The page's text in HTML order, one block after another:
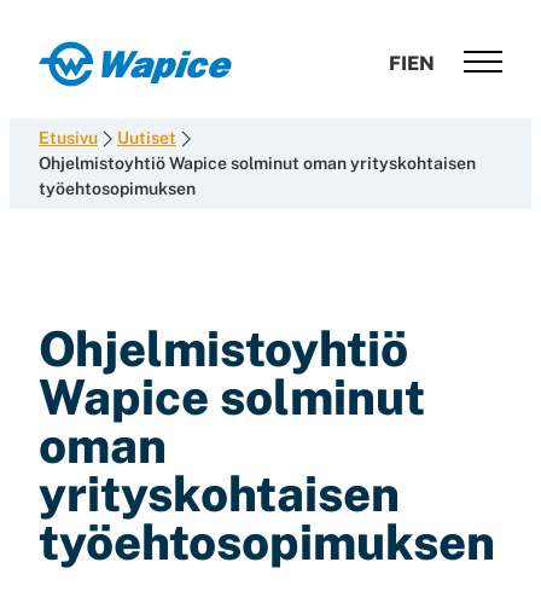
suoraan
sisältöön
Wapice
development
with
end-
FIEN
Etusivu
Uutiset
Ohjelmistoyhtiö Wapice solminut oman yrityskohtaisen
työehtosopimuksen
Ohjelmistoyhtiö
Wapice solminut
oman
yrityskohtaisen
työehto­sopimuksen